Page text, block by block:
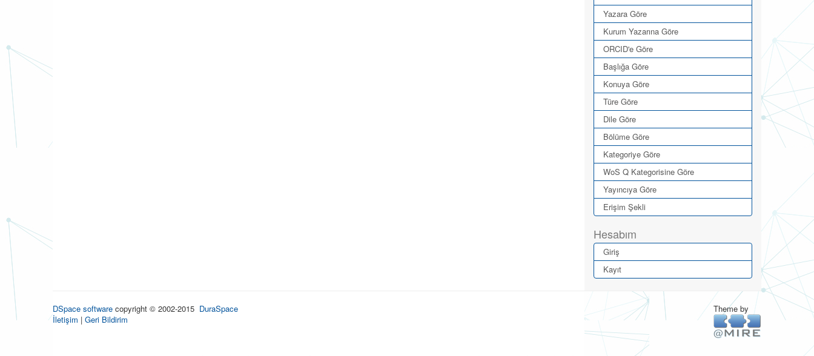
Yazara Göre
Kurum Yazarına Göre
ORCID'e Göre
Başlığa Göre
Konuya Göre
Türe Göre
Dile Göre
Bölüme Göre
Kategoriye Göre
WoS Q Kategorisine Göre
Yayıncıya Göre
Erişim Şekli
Hesabım
Giriş
Kayıt
DSpace software copyright © 2002-2015 DuraSpace
İletişim | Geri Bildirim
Theme by